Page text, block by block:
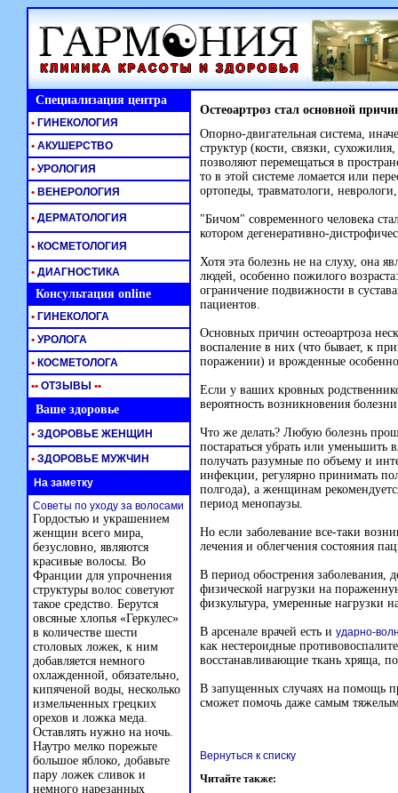
Специализация центра Остеоартроз стал основной
Опорно-двигательная система,
структур (кости, связки,
позволяют перемещаться в
то в этой системе ломается или
ортопеды, травматологи,
"Бичом" современного человека
котором дегенеративно-
Хотя эта болезнь не на слуху, она
людей, особенно пожилого
ограничение подвижности в
пациентов.
Основных причин остеоартроза
воспаление в них (что бывает, к
поражении) и врожденные
Если у ваших кровных
вероятность возникновения
Что же делать? Любую болезнь
постараться убрать или уменьшить
получать разумные по объему и
инфекции, регулярно принимать
полгода), а женщинам
период менопаузы.
Но если заболевание все-таки
лечения и облегчения состояния
В период обострения заболевания,
физической нагрузки на
физкультура, умеренные нагрузки
В арсенале врачей есть и ударно-
как нестероидные
восстанавливающие ткань хряща,
В запущенных случаях на помощь
сможет помочь даже самым
Вернуться к списку
Читайте также:
• ГИНЕКОЛОГИЯ
• АКУШЕРСТВО
• УРОЛОГИЯ
• ВЕНЕРОЛОГИЯ
• ДЕРМАТОЛОГИЯ
• КОСМЕТОЛОГИЯ
• ДИАГНОСТИКА
Консультация online
• ГИНЕКОЛОГА
• УРОЛОГА
• КОСМЕТОЛОГА
•• ОТЗЫВЫ ••
Ваше здоровье
• ЗДОРОВЬЕ ЖЕНЩИН
• ЗДОРОВЬЕ МУЖЧИН
На заметку
Советы по уходу за волосами
Гордостью и украшением
женщин всего мира,
безусловно, являются
красивые волосы. Во
Франции для упрочнения
структуры волос советуют
такое средство. Берутся
овсяные хлопья «Геркулес»
в количестве шести
столовых ложек, к ним
добавляется немного
охлажденной, обязательно,
кипяченой воды, несколько
измельченных грецких
орехов и ложка меда.
Оставлять нужно на ночь.
Наутро мелко порежьте
большое яблоко, добавьте
пару ложек сливок и
немного нарезанных